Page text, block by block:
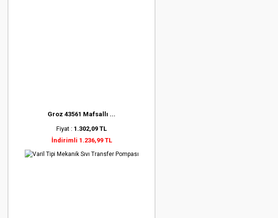
Groz 43561 Mafsallı ...
Fiyat : 1.302,09 TL
İndirimli 1.236,99 TL